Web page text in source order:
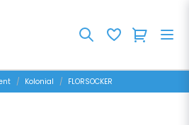
Kolonial FLORSOCKER